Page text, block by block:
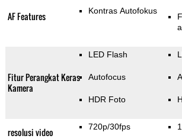
AF Features Kontras Autofokus
Fitur Perangkat Keras
Kamera
LED Flash
Autofocus
HDR Foto
resolusi video 720p/30fps